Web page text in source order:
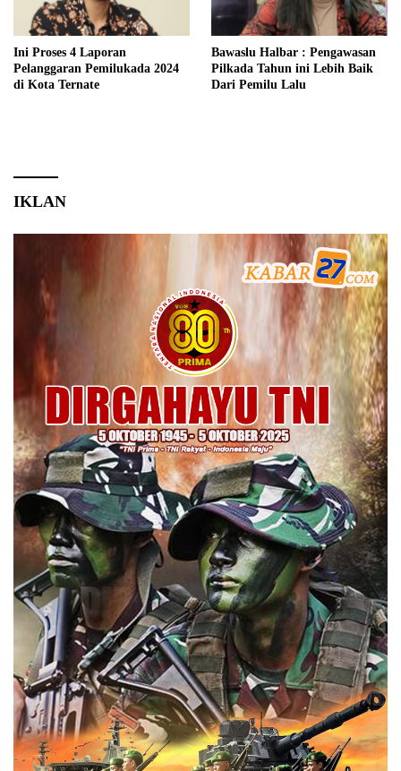
Ini Proses 4 Laporan
Pelanggaran Pemilukada 2024
di Kota Ternate
Bawaslu Halbar : Pengawasan
Pilkada Tahun ini Lebih Baik
Dari Pemilu Lalu
IKLAN